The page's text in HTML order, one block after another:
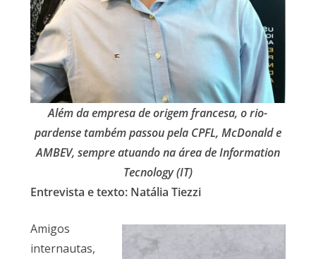
Além da empresa de origem francesa, o rio-
pardense também passou pela CPFL, McDonald e
AMBEV, sempre atuando na área de Information
Tecnology (IT)
Entrevista e texto: Natália Tiezzi
Amigos
internautas,